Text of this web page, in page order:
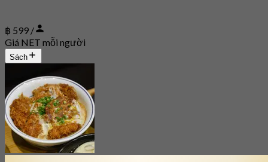
฿ 599 /
Giá NET mỗi người
Sách